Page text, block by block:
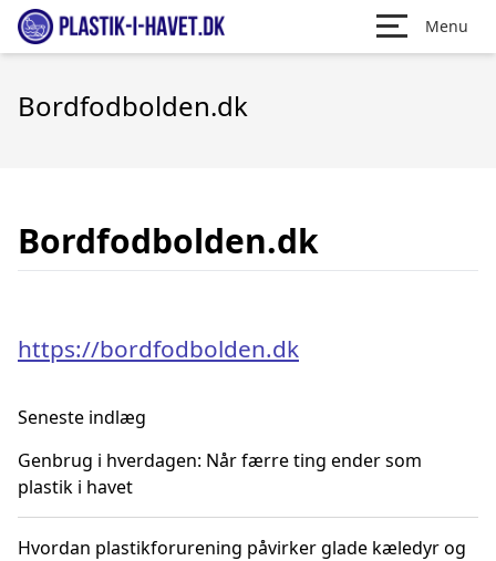
Menu
Bordfodbolden.dk
Bordfodbolden.dk
https://bordfodbolden.dk
Seneste indlæg
Genbrug i hverdagen: Når færre ting ender som
plastik i havet
Hvordan plastikforurening påvirker glade kæledyr og